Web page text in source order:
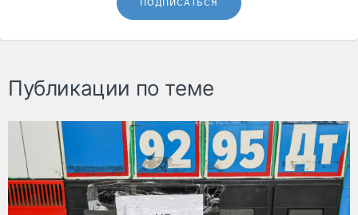
ПОДПИСАТЬСЯ
Публикации по теме